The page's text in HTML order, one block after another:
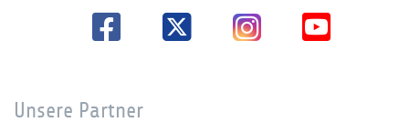
Unsere Partner